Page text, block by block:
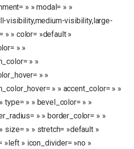
» » modal= » »
visibility,medium-visibility,large-
» » color= »default »
» »
» »
» »
» » accent_color= » »
type= » » bevel_color= » »
» » border_color= » »
size= » » stretch= »default »
»left » icon_divider= »no »